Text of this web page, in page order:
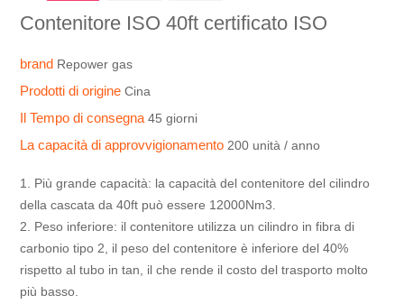
Contenitore ISO 40ft certificato ISO
brand Repower gas
Prodotti di origineCina
Il Tempo di consegna45 giorni
La capacità di approvvigionamento 200 unità / anno
1. Più grande capacità: la capacità del contenitore del cilindro
della cascata da 40ft può essere 12000Nm3.
2. Peso inferiore: il contenitore utilizza un cilindro in fibra di
carbonio tipo 2, il peso del contenitore è inferiore del 40%
rispetto al tubo in tan, il che rende il costo del trasporto molto
più basso.